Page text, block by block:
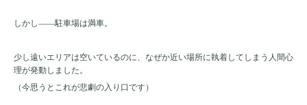
しかし——駐車場は満車。
少し遠いエリアは空いているのに、なぜか近い場所に執着してしまう人間心
理が発動しました。
（今思うとこれが悲劇の入り口です）